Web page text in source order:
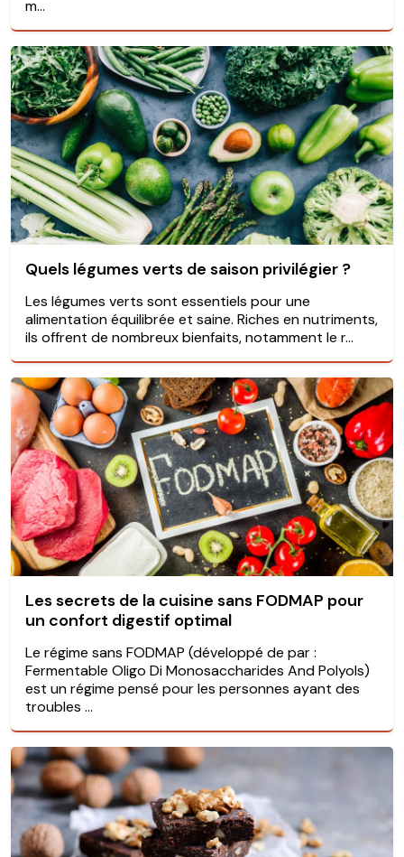
m...
Quels légumes verts de saison privilégier ?
Les légumes verts sont essentiels pour une
alimentation équilibrée et saine. Riches en nutriments,
ils offrent de nombreux bienfaits, notamment le r...
Les secrets de la cuisine sans FODMAP pour
un confort digestif optimal
Le régime sans FODMAP (développé de par :
Fermentable Oligo Di Monosaccharides And Polyols)
est un régime pensé pour les personnes ayant des
troubles ...